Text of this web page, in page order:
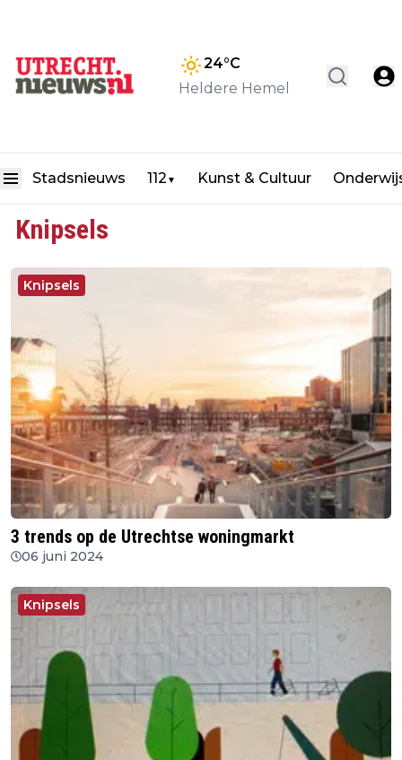
24°C
Heldere Hemel
Stadsnieuws 112 ▼ Kunst & Cultuur
Knipsels
Knipsels
3 trends op de Utrechtse woningmarkt
06 juni 2024
Knipsels